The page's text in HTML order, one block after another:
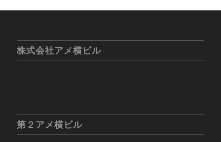
株式会社アメ横ビル
第２アメ横ビル